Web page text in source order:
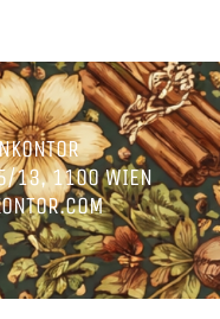
13, 1100 WIEN